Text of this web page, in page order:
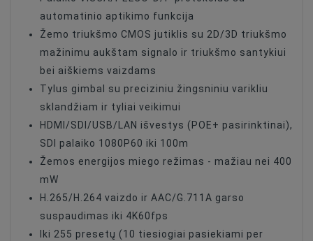
Control
Protocol
Control
Protocol
Control
Protocol
Pelco-D
Control
Interface
Control
Interface
Angle Of View 80 Degree
automatinio aptikimo funkcija
Žemo triukšmo CMOS jutiklis su 2D/3D triukšmo
mažinimu aukštam signalo ir triukšmo santykiui
bei aiškiems vaizdams
Tylus gimbal su preciziniu žingsniniu varikliu
sklandžiam ir tyliai veikimui
HDMI/SDI/USB/LAN išvestys (POE+ pasirinktinai),
SDI palaiko 1080P60 iki 100m
Žemos energijos miego režimas - mažiau nei 400
mW
H.265/H.264 vaizdo ir AAC/G.711A garso
suspaudimas iki 4K60fps
Iki 255 presetų (10 tiesiogiai pasiekiami per